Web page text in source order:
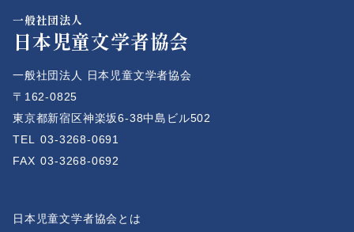
一般社団法人
日本児童文学者協会
一般社団法人 日本児童文学者協会
〒162-0825
東京都新宿区神楽坂6-38中島ビル502
TEL
03-3268-0691
FAX 03-3268-0692
日本児童文学者協会とは